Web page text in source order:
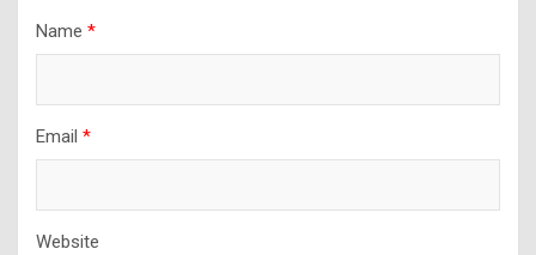
Name *
Email *
Website